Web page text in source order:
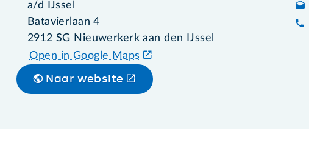
a/d IJssel
Batavierlaan 4
2912 SG Nieuwerkerk aan den IJssel
Open in Google Maps
Naar website